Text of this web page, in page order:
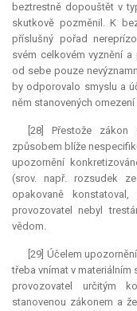
beztrestně dopouštět v
skutkově pozměnil. K
příslušný pořad
svém celkovém vyznění
od sebe pouze
by odporovalo smyslu a
něm stanovených omezení
[28] Přestože
způsobem blíže
upozornění
(srov. např. rozsudek
opakovaně
provozovatel nebyl
vědom.
[29] Účelem
třeba vnímat v
provozovatel určitým
stanovenou zákonem a